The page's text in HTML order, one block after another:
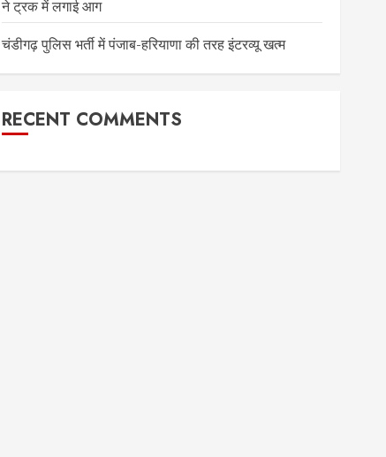
ने ट्रक में लगाई आग
चंडीगढ़ पुलिस भर्ती में पंजाब-हरियाणा की तरह इंटरव्यू खत्म
RECENT COMMENTS